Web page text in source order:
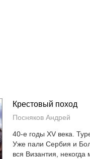
Крестовый поход
Посняков Андрей
40-е годы XV века.
Уже пали Сербия и
вся Византия, некогда